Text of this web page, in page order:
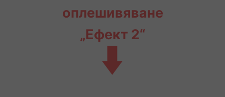
оплешивяване
„Ефект 2“